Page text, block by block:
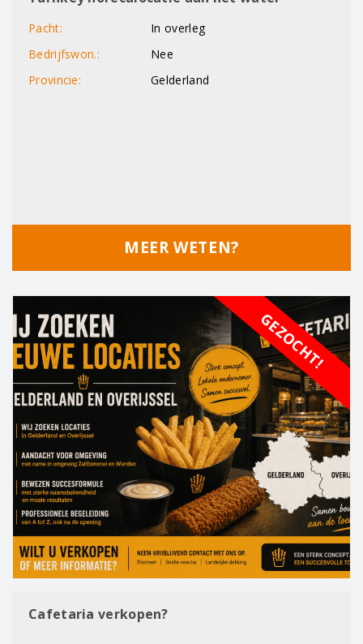
Pacht:
In overleg
Bedrijfswon.:
Nee
Provincie:
Gelderland
MEER WETEN?
GEZOCHT!
Cafetaria verkopen?